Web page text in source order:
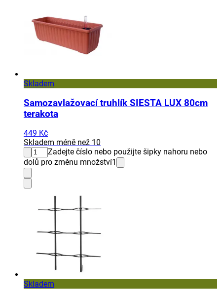
Skladem
Samozavlažovací truhlík SIESTA LUX 80cm
terakota
449 Kč
Skladem méně než 10
Zadejte číslo nebo použijte šipky nahoru nebo
dolů pro změnu množství1
Skladem